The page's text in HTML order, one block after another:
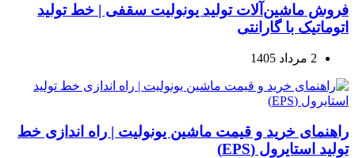
فروش ماشین‌آلات تولید یونولیت سقفی | خط تولید
اتوماتیک با گارانتی
2 مرداد 1405
راهنمای خرید و قیمت ماشین یونولیت | راه اندازی خط
تولید استایرول (EPS)